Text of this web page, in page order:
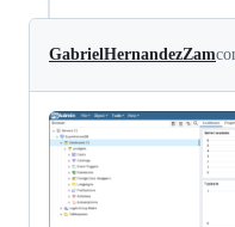
GabrielHernandezZam